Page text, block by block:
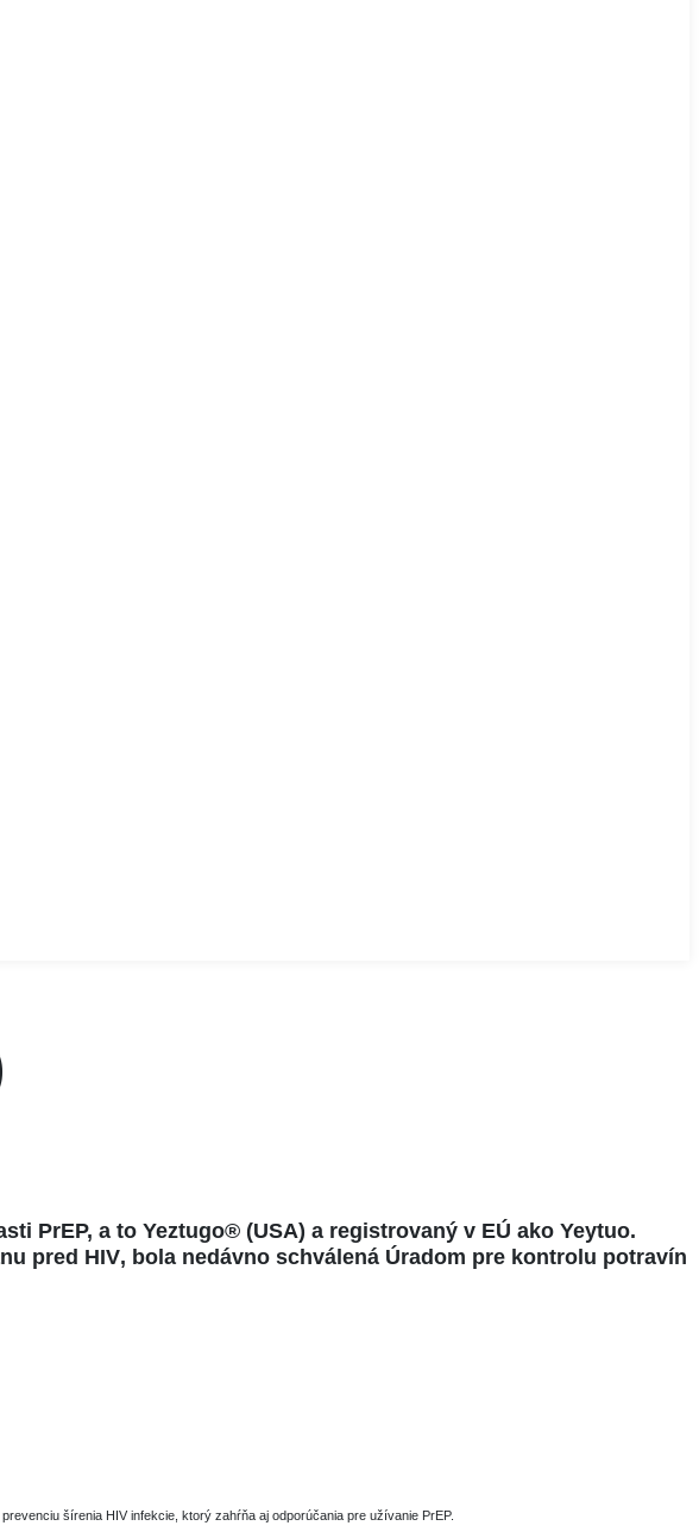
PrEP, a to Yeztugo® (USA) a registrovaný v EÚ ako Yeytuo.
pred HIV, bola nedávno schválená Úradom pre kontrolu potravín
šírenia HIV infekcie, ktorý zahŕňa aj odporúčania pre užívanie PrEP.